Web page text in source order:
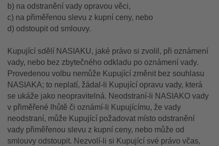
b) na odstranění vady opravou věci,
c) na přiměřenou slevu z kupní ceny, nebo
d) odstoupit od smlouvy.
Kupující sdělí NASIAKU, jaké právo si zvolil, při oznámení
vady, nebo bez zbytečného odkladu po oznámení vady.
Provedenou volbu nemůže Kupující změnit bez souhlasu
NASIAKA; to neplatí, žádal-li Kupující opravu vady, která
se ukáže jako neopravitelná. Neodstraní-li NASIAKO vady
v přiměřené lhůtě či oznámí-li Kupujícímu, že vady
neodstraní, může Kupující požadovat místo odstranění
vady přiměřenou slevu z kupní ceny, nebo může od
smlouvy odstoupit. Nezvolí-li si Kupující své právo včas,